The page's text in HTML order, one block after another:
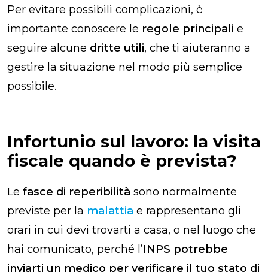
Per evitare possibili complicazioni, è
importante conoscere le regole principali e
seguire alcune dritte utili, che ti aiuteranno a
gestire la situazione nel modo più semplice
possibile.
Infortunio sul lavoro: la visita
fiscale quando è prevista?
Le fasce di reperibilità sono normalmente
previste per la malattia e rappresentano gli
orari in cui devi trovarti a casa, o nel luogo che
hai comunicato, perché l’INPS potrebbe
inviarti un medico per verificare il tuo stato di